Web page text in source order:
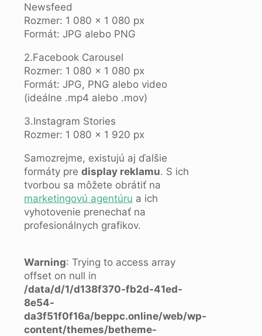
Newsfeed
Rozmer: 1 080 × 1 080 px
Formát: JPG alebo PNG
2.Facebook Carousel
Rozmer: 1 080 × 1 080 px
Formát: JPG, PNG alebo video
(ideálne .mp4 alebo .mov)
3.Instagram Stories
Rozmer: 1 080 × 1 920 px
Samozrejme, existujú aj ďalšie
formáty pre display reklamu. S ich
tvorbou sa môžete obrátiť na
marketingovú agentúru a ich
vyhotovenie prenechať na
profesionálnych grafikov.
Warning: Trying to access array
offset on null in
/data/d/1/d138f370-fb2d-41ed-
8e54-
da3f51f0f16a/beppc.online/web/wp-
content/themes/betheme-